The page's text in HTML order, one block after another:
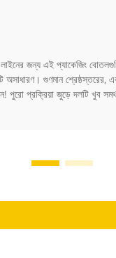
জন্য এই প্যাকেজিং
অসাধারণ। গুণমান শ্রেষ্ঠস্তরের,
পুরো প্রক্রিয়া জুড়ে দলটি খুব